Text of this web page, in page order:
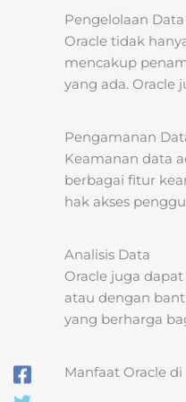
Pengelolaan Data
Oracle tidak
mencakup
yang ada. Oracle
Pengamanan
Keamanan data
berbagai fitur
hak akses
Analisis Data
Oracle juga
atau dengan
yang berharga
Manfaat Oracle